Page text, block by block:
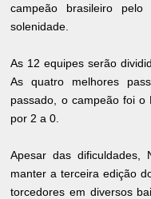
campeão brasileiro
solenidade.
As 12 equipes serão
As quatro melhores
passado, o campeão foi o
por 2 a 0.
Apesar das dificuldades,
manter a terceira edição
torcedores em diversos